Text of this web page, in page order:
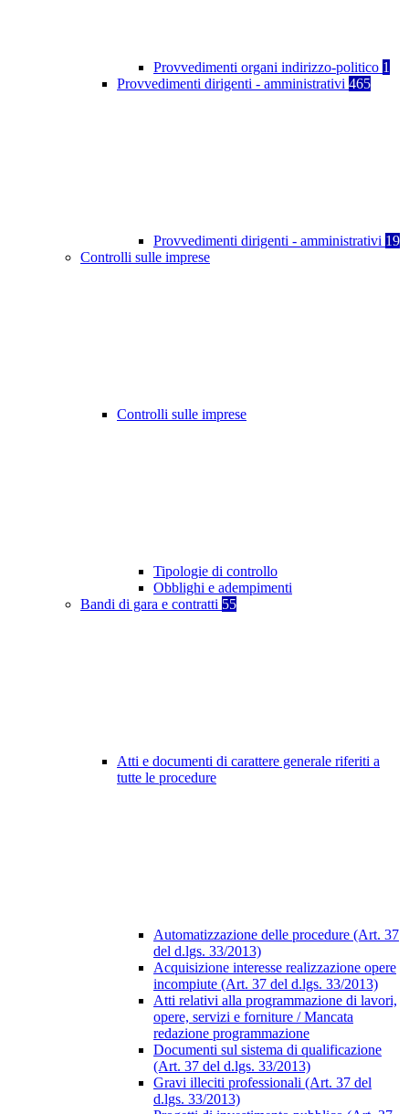
Provvedimenti organi indirizzo-politico 1
Provvedimenti dirigenti - amministrativi 465
Provvedimenti dirigenti - amministrativi 19
Controlli sulle imprese
Controlli sulle imprese
Tipologie di controllo
Obblighi e adempimenti
Bandi di gara e contratti 55
Atti e documenti di carattere generale riferiti a
tutte le procedure
Automatizzazione delle procedure (Art. 37
del d.lgs. 33/2013)
Acquisizione interesse realizzazione opere
incompiute (Art. 37 del d.lgs. 33/2013)
Atti relativi alla programmazione di lavori,
opere, servizi e forniture / Mancata
redazione programmazione
Documenti sul sistema di qualificazione
(Art. 37 del d.lgs. 33/2013)
Gravi illeciti professionali (Art. 37 del
d.lgs. 33/2013)